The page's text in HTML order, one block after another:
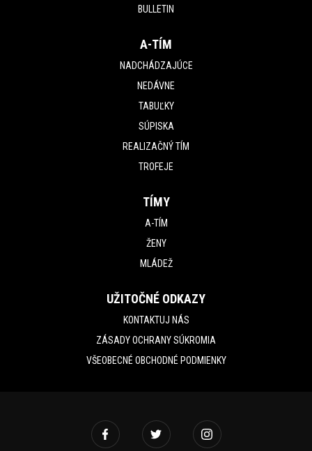
BULLETIN
A-TÍM
NADCHÁDZAJÚCE
NEDÁVNE
TABUĽKY
SÚPISKA
REALIZAČNÝ TÍM
TROFEJE
TÍMY
A-TÍM
ŽENY
MLÁDEŽ
UŽITOČNÉ ODKAZY
KONTAKTUJ NÁS
ZÁSADY OCHRANY SÚKROMIA
VŠEOBECNÉ OBCHODNÉ PODMIENKY